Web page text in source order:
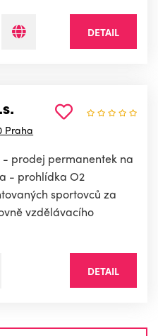
DETAIL
Praha
prodej permanentek na
- prohlídka O2
sportovců za
vzdělávacího
DETAIL